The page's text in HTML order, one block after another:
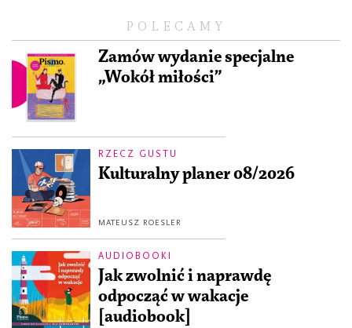
POLECAMY
Zamów wydanie specjalne
„Wokół miłości”
RZECZ GUSTU
Kulturalny planer 08/2026
MATEUSZ ROESLER
AUDIOBOOKI
Jak zwolnić i naprawdę
odpocząć w wakacje
[audiobook]